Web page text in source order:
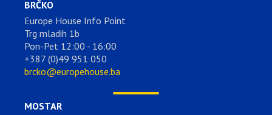
BRČKO
Europe House Info Point
Trg mladih 1b
Pon-Pet 12:00 - 16:00
+387 (0)49 951 050
brcko@europehouse.ba
MOSTAR